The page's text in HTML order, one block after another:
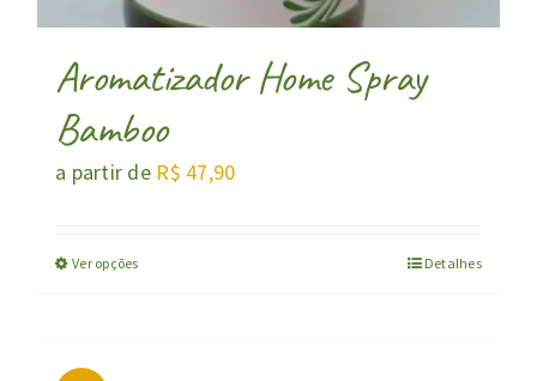
Aromatizador Home Spray
Bamboo
a partir de R$ 47,90
Ver opções Detalhes